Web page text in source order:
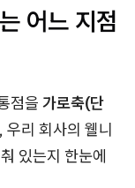
어느 지점
점을 가로축(단
우리 회사의 웰니
있는지 한눈에